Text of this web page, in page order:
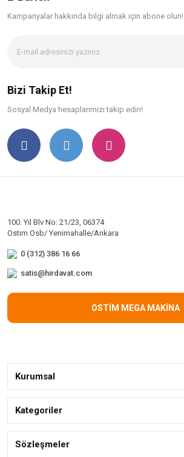
Kampanyalar hakkında bilgi almak için abone olun!
Bizi Takip Et!
Sosyal Medya hesaplarımızı takip edin!
100. Yıl Blv No: 21/23, 06374
Ostim Osb/ Yenimahalle/Ankara
0 (312) 386 16 66
satis@hirdavat.com
OSTİM MEGA MAKİNA
Kurumsal
Kategoriler
Sözleşmeler